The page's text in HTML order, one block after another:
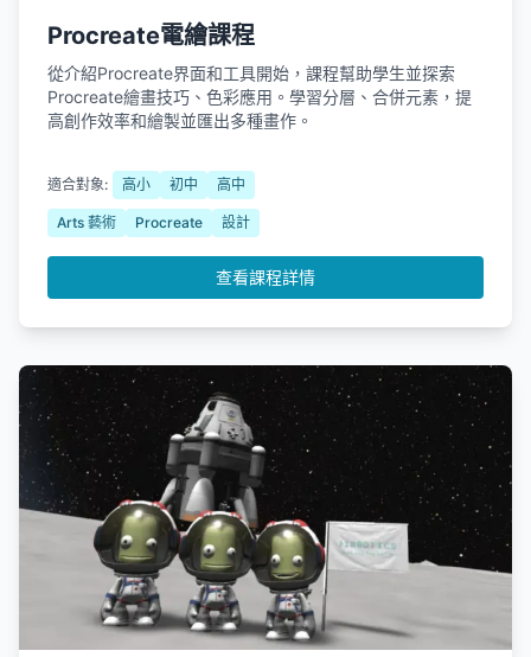
Procreate電繪課程
從介紹Procreate界面和工具開始，課程幫助學生並探索
Procreate繪畫技巧、色彩應用。學習分層、合併元素，提
高創作效率和繪製並匯出多種畫作。
適合對象: 高小 初中 高中
Arts 藝術 Procreate 設計
查看課程詳情